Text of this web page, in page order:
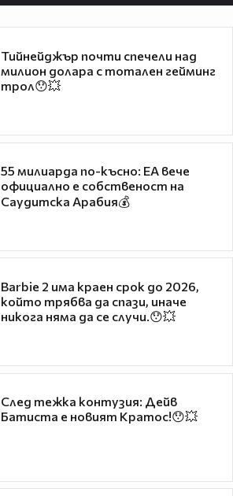
Тийнейджър почти спечели над
милион долара с тотален гейминг
трол😯💥
55 милиарда по-късно: EA вече
официално е собственост на
Саудитска Арабия💰
Barbie 2 има краен срок до 2026,
който трябва да спази, иначе
никога няма да се случи.😯💥
След тежка контузия: Дейв
Батиста е новият Кратос!😯💥